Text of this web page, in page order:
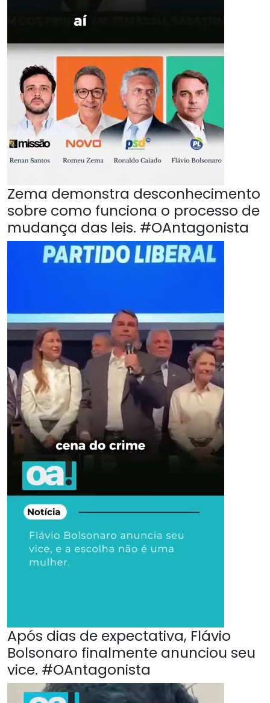
Zema demonstra desconhecimento
sobre como funciona o processo de
mudança das leis. #OAntagonista
Após dias de expectativa, Flávio
Bolsonaro finalmente anunciou seu
vice. #OAntagonista